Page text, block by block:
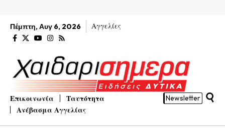
Πέμπτη, Αυγ 6, 2026 Αγγελίες
Επικοινωνία
Ταυτότητα
Ανέβασμα Αγγελίας
Newsletter